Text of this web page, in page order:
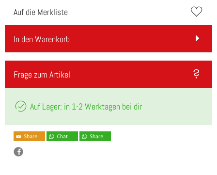
Auf die Merkliste
In den Warenkorb
Frage zum Artikel
Auf Lager: in 1-2 Werktagen bei dir